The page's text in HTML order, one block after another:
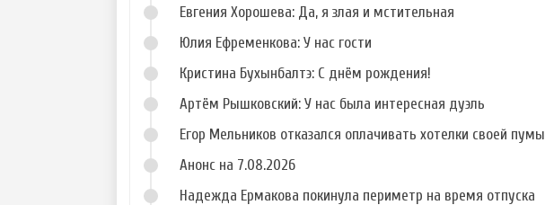
Фото Сергея
Худякова
Фото Алены
Павловой
Фото Сергея
Евгения Хорошева: Да, я злая и мстительная
Юлия Ефременкова: У нас гости
Кристина Бухынбалтэ: С днём рождения!
Артём Рышковский: У нас была интересная дуэль
Егор Мельников отказался оплачивать хотелки своей пумы
Анонс на 7.08.2026
Надежда Ермакова покинула периметр на время отпуска